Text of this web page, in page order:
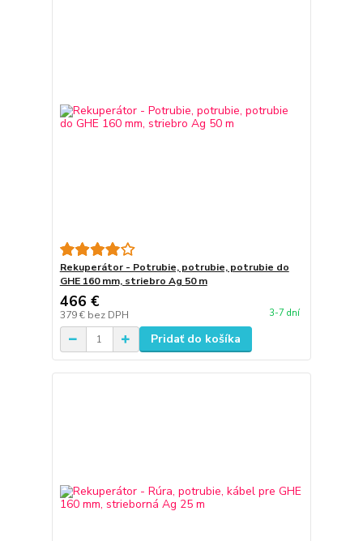
Rekuperátor - Potrubie, potrubie, potrubie do
GHE 160 mm, striebro Ag 50 m
466 €
379 € bez DPH 3-7 dní
Pridať do košíka